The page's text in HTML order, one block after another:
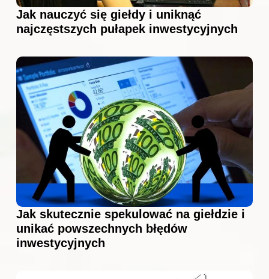
Jak nauczyć się giełdy i uniknąć
najczęstszych pułapek inwestycyjnych
Jak skutecznie spekulować na giełdzie i
unikać powszechnych błędów
inwestycyjnych